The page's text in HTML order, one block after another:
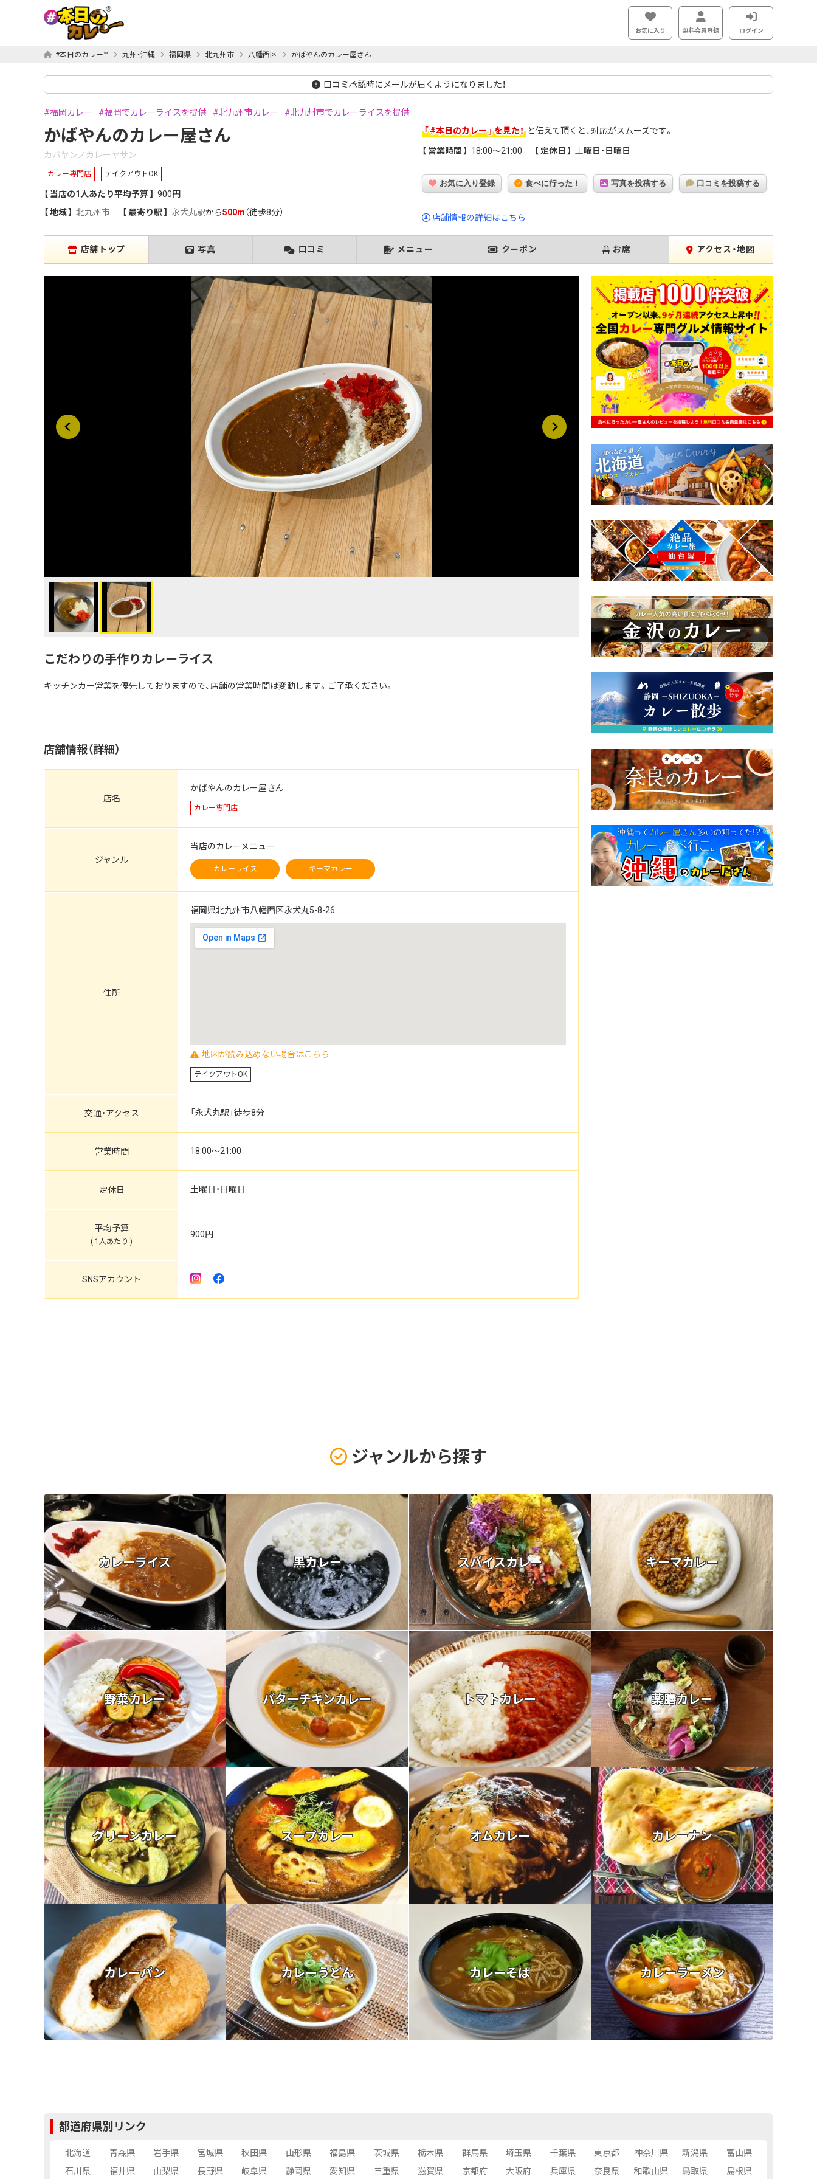
お気に入り 無料会員登録 ログイン
#本日のカレー™ 九州・沖縄 福岡県 北九州市 八幡西区 かばやんのカレー屋さん
口コミ承認時にメールが届くようになりました！
福岡カレー 福岡でカレーライスを提供 北九州市カレー 北九州市でカレーライスを提供
かばやんのカレー屋さん
カバヤンノカレーヤサン
カレー専門店 テイクアウトOK
当店の1人あたり平均予算
900円
地域
北九州市 最寄り駅 永犬丸駅から500m（徒歩8分）
#本日のカレー を見た！ と伝えて頂くと、対応がスムーズです。
営業時間 18:00～21:00 定休日 土曜日・日曜日
お気に入り登録 食べに行った！ 写真を投稿する 口コミを投稿する
店舗情報の詳細はこちら
店舗トップ 写真 口コミ メニュー クーポン お席 アクセス・地図
こだわりの手作りカレーライス
キッチンカー営業を優先しておりますので、店舗の営業時間は変動します。ご了承ください。
店舗情報（詳細）
店名
かばやんのカレー屋さん
カレー専門店
ジャンル
当店のカレーメニュー
カレーライス キーマカレー
住所
福岡県北九州市八幡西区永犬丸5-8-26
地図が読み込めない場合はこちら
テイクアウトOK
交通・アクセス 「永犬丸駅」徒歩8分
営業時間 18:00～21:00
定休日 土曜日・日曜日
平均予算
( 1人あたり )
900円
SNSアカウント
ジャンルから探す
カレーライス 黒カレー スパイスカレー キーマカレー
野菜カレー バターチキンカレー トマトカレー 薬膳カレー
グリーンカレー スープカレー オムカレー カレーナン
カレーパン カレーうどん カレーそば カレーラーメン
都道府県別リンク
北海道 青森県 岩手県 宮城県 秋田県 山形県 福島県 茨城県 栃木県 群馬県 埼玉県 千葉県 東京都 神奈川県 新潟県
富山県
石川県
福井県 山梨県 長野県 岐阜県 静岡県 愛知県 三重県 滋賀県 京都府 大阪府 兵庫県 奈良県 和歌山県 鳥取県 島根県